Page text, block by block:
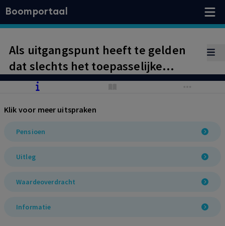
Boomportaal
Als uitgangspunt heeft te gelden
dat slechts het toepasselijke
pensioenreglement maatgevend is
pensioenaanspraken, en niet
(onjuist blijkende) communicatie,
daargelaten.
Klik voor meer uitspraken
Pensioen
Uitleg
Waardeoverdracht
Informatie